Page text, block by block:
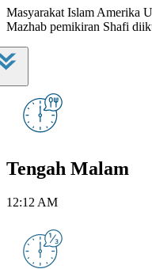
Masyarakat Islam Amerika
Mazhab pemikiran Shafi
Tengah Malam
12:12 AM